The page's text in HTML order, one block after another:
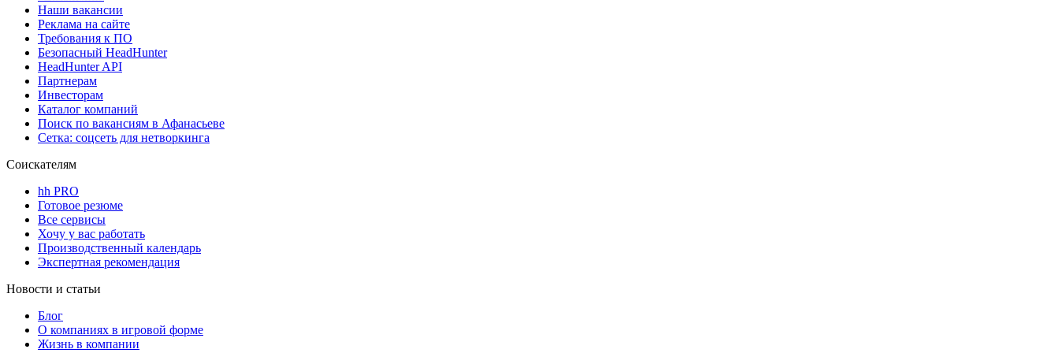
Наши вакансии
Реклама на сайте
Требования к ПО
Безопасный HeadHunter
HeadHunter API
Партнерам
Инвесторам
Каталог компаний
Поиск по вакансиям в Афанасьеве
Сетка: соцсеть для нетворкинга
Соискателям
hh PRO
Готовое резюме
Все сервисы
Хочу у вас работать
Производственный календарь
Экспертная рекомендация
Новости и статьи
Блог
О компаниях в игровой форме
Жизнь в компании